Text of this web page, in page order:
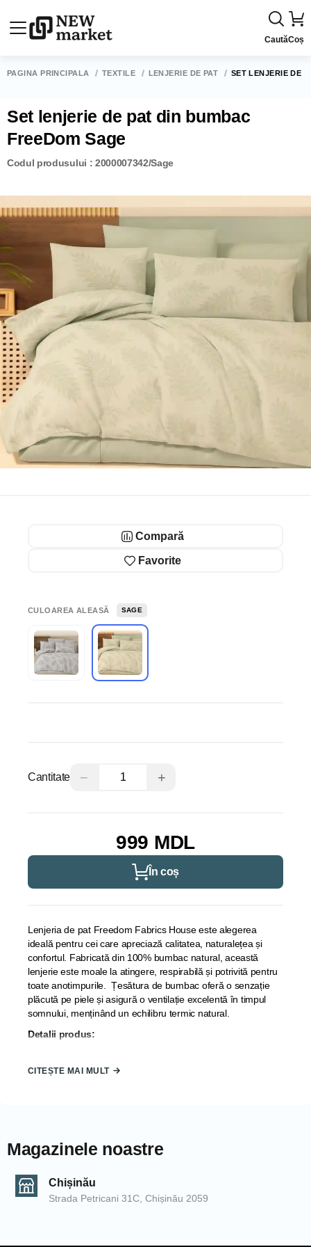
CautăCoș
PAGINA PRINCIPALĂ TEXTILE LENJERIE DE PAT SET LENJERIE DE
Set lenjerie de pat din bumbac
FreeDom Sage
Codul produsului : 2000007342/Sage
Compară
Favorite
CULOAREA ALEASĂ SAGE
Cantitate − +
999 MDL
În coș
Lenjeria de pat Freedom Fabrics House este alegerea
ideală pentru cei care apreciază calitatea, naturalețea și
confortul. Fabricată din 100% bumbac natural, această
lenjerie este moale la atingere, respirabilă și potrivită pentru
toate anotimpurile. Țesătura de bumbac oferă o senzație
plăcută pe piele și asigură o ventilație excelentă în timpul
somnului, menținând un echilibru termic natural.
Detalii produs:
Natural)
Ideală pentru uz zilnic
pentru cadou
Producător: Turcia
CITEȘTE MAI MULT
Magazinele noastre
Chișinău
Strada Petricani 31C, Chișinău 2059